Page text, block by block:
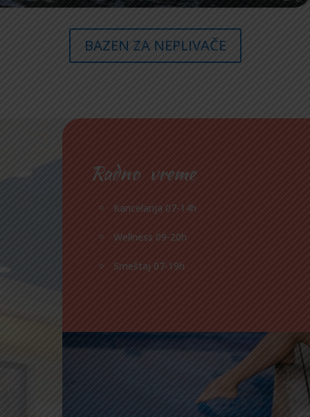
BAZEN ZA NEPLIVAČE
Radno vreme
Kancelarija 07-14h
Wellness 09-20h
Smeštaj 07-19h